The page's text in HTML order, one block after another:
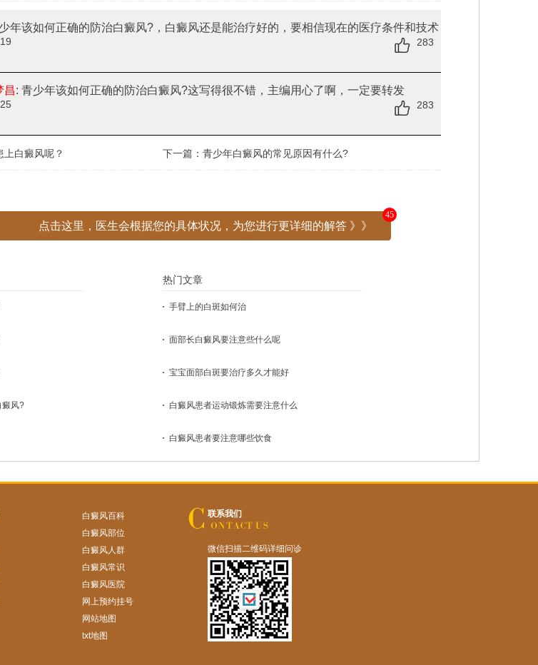
年该如何正确的防治白癜风? ，白癜风还是能治疗好的，要相信现在的医疗条件和技术
283
昌: 青少年该如何正确的防治白癜风?这写得很不错，主编用心了啊，一定要转发
283
上白癜风呢？ 下一篇： 青少年白癜风的常见原因有什么?
45
点击这里，医生会根据您的具体状况，为您进行更详细的解答 》》
癜风?
热门文章
手臂上的白斑如何治
面部长白癜风要注意些什么呢
宝宝面部白斑要治疗多久才能好
白癜风患者运动锻炼需要注意什么
白癜风患者要注意哪些饮食
白癜风百科
白癜风部位
白癜风人群
白癜风常识
白癜风医院
网上预约挂号
网站地图
txt地图
联系我们
微信扫描二维码详细问诊